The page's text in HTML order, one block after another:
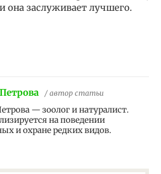
она заслуживает лучшего.
/ автор статьи
— зоолог и натуралист.
на поведении
и охране редких видов.